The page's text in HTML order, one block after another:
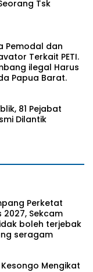
Tsk
Pemodal dan
Terkait PETI.
ilegal Harus
Papua Barat.
81 Pejabat
Dilantik
Perketat
2027, Sekcam
boleh terjebak
seragam
Mengikat